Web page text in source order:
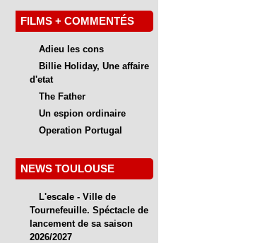
FILMS + COMMENTÉS
Adieu les cons
Billie Holiday, Une affaire
d'etat
The Father
Un espion ordinaire
Operation Portugal
NEWS TOULOUSE
L'escale - Ville de
Tournefeuille. Spéctacle de
lancement de sa saison
2026/2027